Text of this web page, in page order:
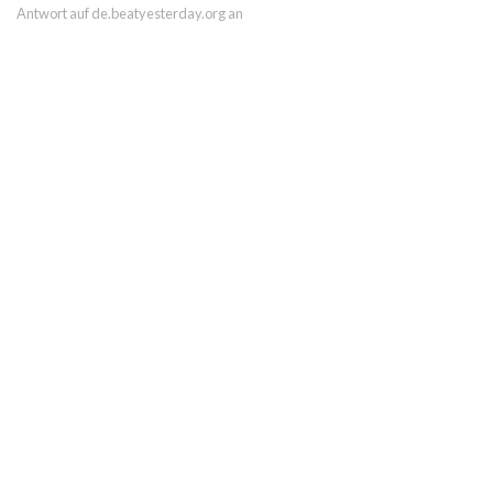
Antwort auf de.beatyesterday.org an